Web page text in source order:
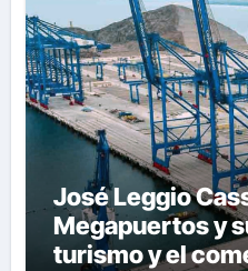
José Leggio
Megapuertos y
turismo y el